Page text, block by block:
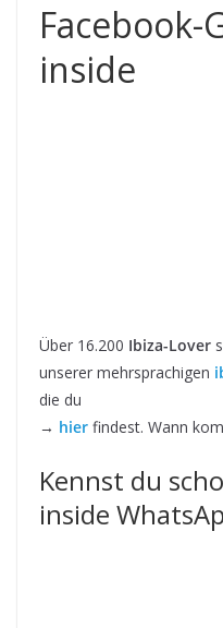
Facebook-
inside
Über 16.200 Ibiza-Lover
unserer mehrsprachigen
die du
→ hier findest. Wann
Kennst du
inside